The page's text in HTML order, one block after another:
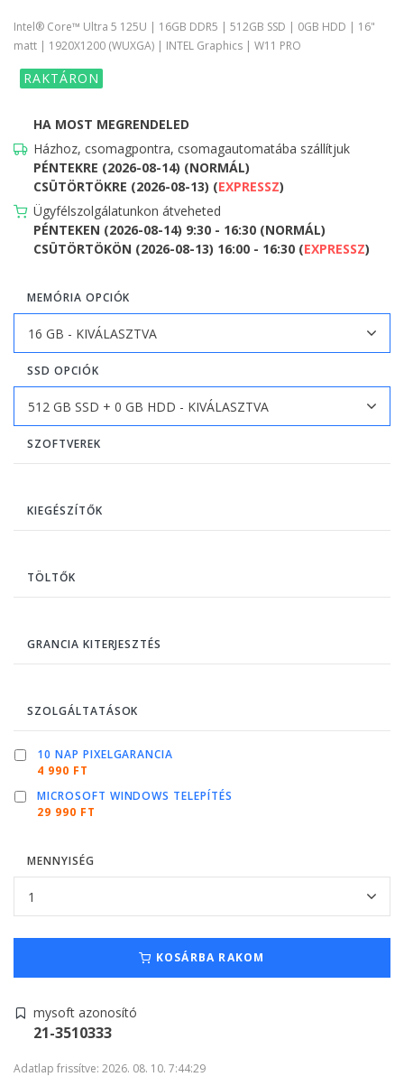
Intel® Core™ Ultra 5 125U | 16GB DDR5 | 512GB SSD | 0GB HDD | 16"
matt | 1920X1200 (WUXGA) | INTEL Graphics | W11 PRO
RAKTÁRON
HA MOST MEGRENDELED
Házhoz, csomagpontra, csomagautomatába szállítjuk
PÉNTEKRE (2026-08-14) (NORMÁL)
CSÜTÖRTÖKRE (2026-08-13) (EXPRESSZ)
Ügyfélszolgálatunkon átveheted
PÉNTEKEN (2026-08-14) 9:30 - 16:30 (NORMÁL)
CSÜTÖRTÖKÖN (2026-08-13) 16:00 - 16:30 (EXPRESSZ)
MEMÓRIA OPCIÓK
SSD OPCIÓK
SZOFTVEREK
KIEGÉSZÍTŐK
TÖLTŐK
GRANCIA KITERJESZTÉS
SZOLGÁLTATÁSOK
10 NAP PIXELGARANCIA
4 990 FT
MICROSOFT WINDOWS TELEPÍTÉS
29 990 FT
MENNYISÉG
KOSÁRBA RAKOM
mysoft azonosító
21-3510333
Adatlap frissítve: 2026. 08. 10. 7:44:29